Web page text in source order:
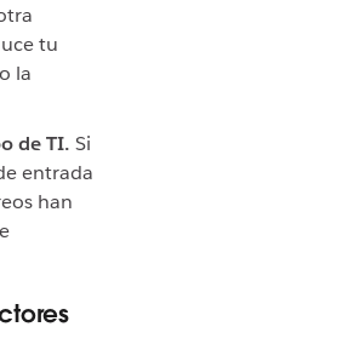
tu
la
de TI. Si
entrada
han